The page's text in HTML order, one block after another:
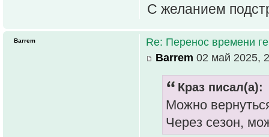
С желанием
Re: Перенос времени
Barrem 02 май 2025,
Краз писал(а):
Можно
Через сезон,
Barrem